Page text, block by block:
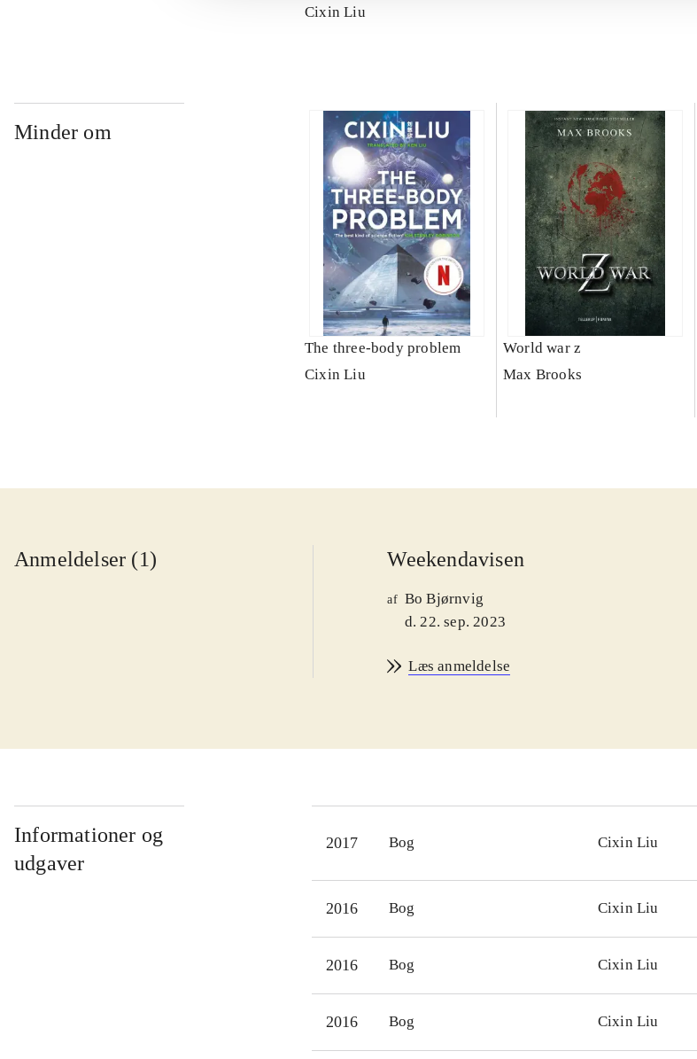
Cixin Liu
Minder om
The three-body problem
Cixin Liu
World war z
Max Brooks
Anmeldelser (1) Weekendavisen
af Bo Bjørnvig
d. 22. sep. 2023
Læs anmeldelse
Informationer og
udgaver
2017 Bog Cixin Liu
2016 Bog Cixin Liu
2016 Bog Cixin Liu
2016 Bog Cixin Liu